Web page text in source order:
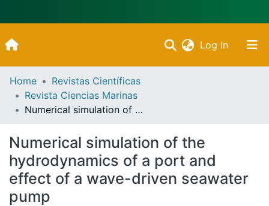
Log In(current)
Inicio
Communities & Collections
Statistics
Bibliotecas
Home
Revistas Científicas
Revista Ciencias Marinas
Numerical simulation of the hydrodynamics of a port and effect of a wave-driven seawater pump
Numerical simulation of the
hydrodynamics of a port and
effect of a wave-driven seawater
pump